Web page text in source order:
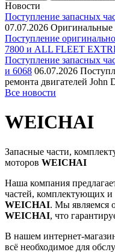
Новости
Поступление запасных
07.07.2026 Оригинальные
Поступление
7800 и ALL FLEET
Поступление запасных
и 6068 06.07.2026
ремонта двигателей John
Все новости
WEICHAI
Запасные части,
моторов WEICHAI
Наша компания
частей, комплектующих и
WEICHAI. Мы являемся
WEICHAI, что
В нашем интернет-
всё необходимое для